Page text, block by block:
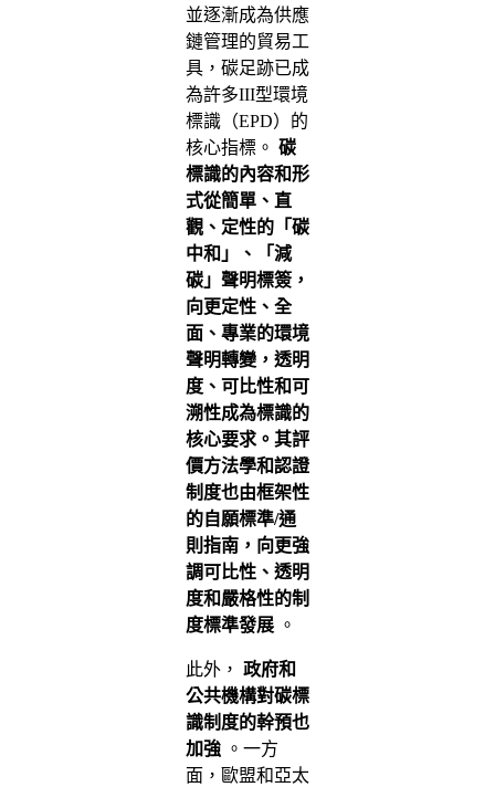
並逐漸成為供應
鏈管理的貿易工
具，碳足跡已成
為許多III型環境
標識（EPD）的
核心指標。 碳
標識的內容和形
式從簡單、直
觀、定性的「碳
中和」、「減
碳」聲明標簽，
向更定性、全
面、專業的環境
聲明轉變，透明
度、可比性和可
溯性成為標識的
核心要求。其評
價方法學和認證
制度也由框架性
的自願標準/通
則指南，向更強
調可比性、透明
度和嚴格性的制
度標準發展 。
此外， 政府和
公共機構對碳標
識制度的幹預也
加強 。一方
面，歐盟和亞太